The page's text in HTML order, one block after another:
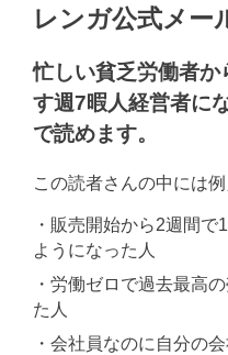
レンガ公式メー
忙しい貧乏労働者か
す週7暇人経営者に
で読めます。
この読者さんの中には例
・販売開始から2週間
ようになった人
・労働ゼロで過去最高
た人
・会社員なのに自分の